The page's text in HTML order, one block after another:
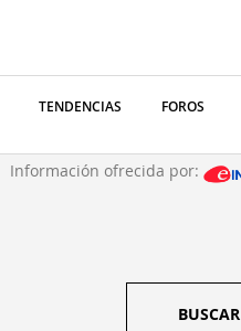
TENDENCIAS FOROS
Información ofrecida por:
BUSCAR